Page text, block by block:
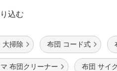
込む
大掃除 布団 コード式
布団クリーナー 布団 サイ